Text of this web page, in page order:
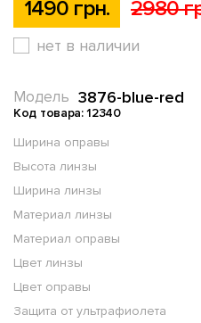
1490 грн. 2980
нет в наличии
3876-blue-red
Модель
Код товара: 12340
Ширина оправы
Высота линзы
Ширина линзы
Материал линзы
Материал оправы
Цвет линзы
Цвет оправы
Защита от ультрафиолета